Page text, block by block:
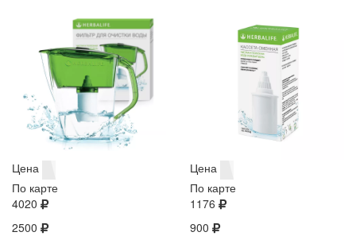
Цена
По карте
4020
2500
Цена
По карте
1176
900